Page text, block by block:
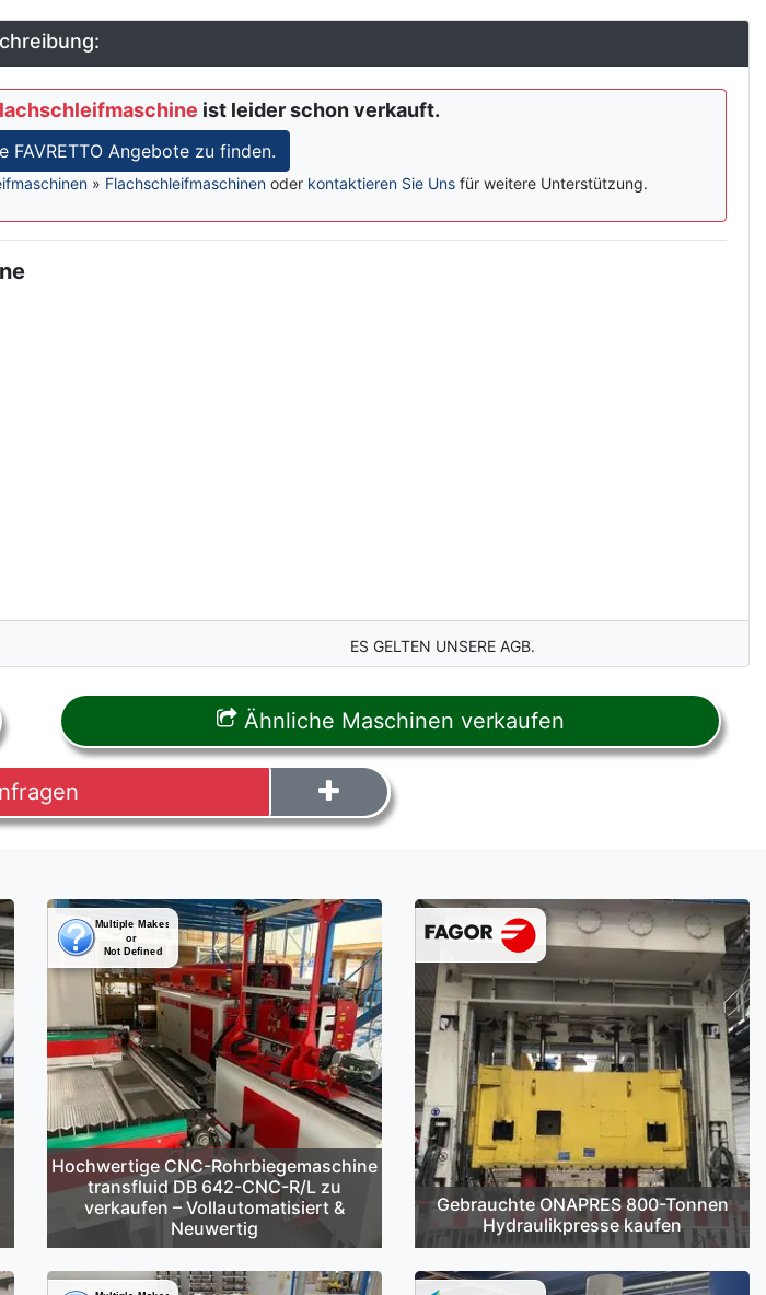
ist leider schon verkauft.
FAVRETTO Angebote zu finden.
» Flachschleifmaschinen oder kontaktieren Sie Uns für weitere Unterstützung.
ES GELTEN UNSERE AGB.
Ähnliche Maschinen verkaufen
Hochwertige CNC-Rohrbiegemaschine
transfluid DB 642-CNC-R/L zu
verkaufen – Vollautomatisiert &
Neuwertig
Gebrauchte ONAPRES 800-Tonnen
Hydraulikpresse kaufen